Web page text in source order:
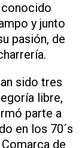
conocido
y junto
pasión, de
sido tres
libre,
parte a
en los 70´s
de